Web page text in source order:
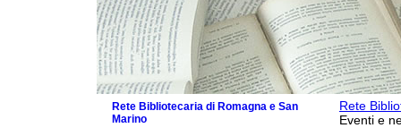
Rete
Eventi e
Rete Bibliotecaria di Romagna e San
Marino